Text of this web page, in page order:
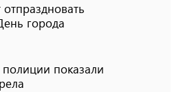
города
показали